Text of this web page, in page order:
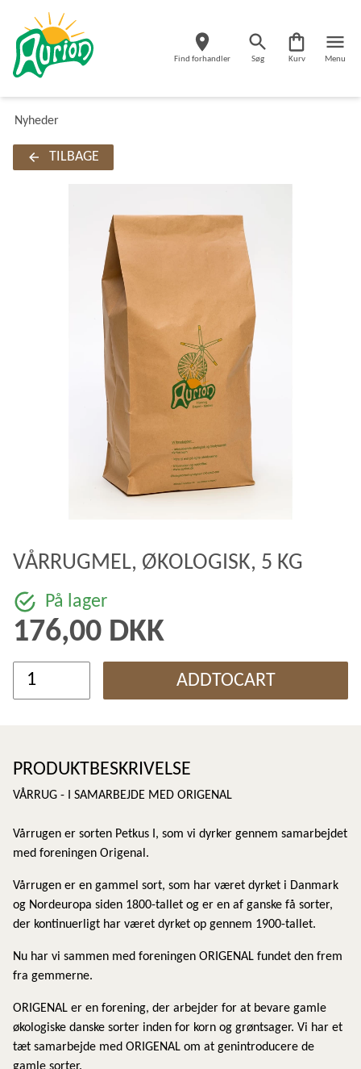
Find forhandler Søg Kurv Menu
Nyheder
TILBAGE
VÅRRUGMEL, ØKOLOGISK, 5 KG
På lager
176,00 DKK
ADDTOCART
PRODUKTBESKRIVELSE
VÅRRUG - I SAMARBEJDE MED ORIGENAL
Vårrugen er sorten Petkus I, som vi dyrker gennem samarbejdet
med foreningen Origenal.
Vårrugen er en gammel sort, som har været dyrket i Danmark
og Nordeuropa siden 1800-tallet og er en af ganske få sorter,
der kontinuerligt har været dyrket op gennem 1900-tallet.
Nu har vi sammen med foreningen ORIGENAL fundet den frem
fra gemmerne.
ORIGENAL er en forening, der arbejder for at bevare gamle
økologiske danske sorter inden for korn og grøntsager. Vi har et
tæt samarbejde med ORIGENAL om at genintroducere de
gamle sorter.